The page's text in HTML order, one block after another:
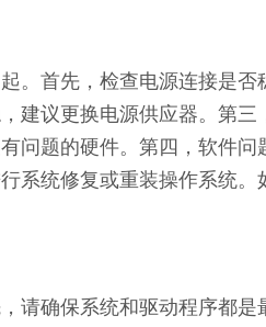
。首先，检查电源连接是
建议更换电源供应器。第
问题的硬件。第四，软件
系统修复或重装操作系统
请确保系统和驱动程序都是